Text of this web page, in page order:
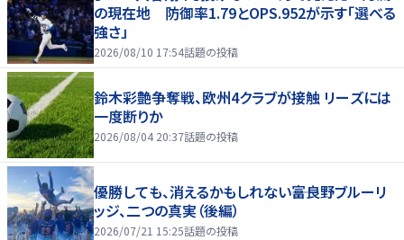
の現在地 防御率1.79とOPS.952が示す「選べる
強さ」
2026/08/10 17:54話題の投稿
鈴木彩艶争奪戦、欧州4クラブが接触 リーズには
一度断りか
2026/08/04 20:37話題の投稿
優勝しても、消えるかもしれない――富良野ブルーリ
ッジ、二つの真実（後編）
2026/07/21 15:25話題の投稿